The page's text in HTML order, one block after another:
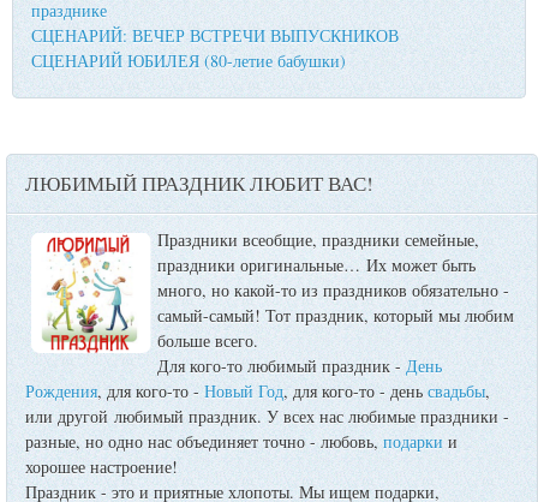
празднике
СЦЕНАРИЙ: ВЕЧЕР ВСТРЕЧИ ВЫПУСКНИКОВ
СЦЕНАРИЙ ЮБИЛЕЯ (80-летие бабушки)
ЛЮБИМЫЙ ПРАЗДНИК ЛЮБИТ ВАС!
Праздники всеобщие, праздники семейные,
праздники оригинальные… Их может быть
много, но какой-то из праздников обязательно -
самый-самый! Тот праздник, который мы любим
больше всего.
Для кого-то любимый праздник - День
Рождения, для кого-то -Новый Год, для кого-то - деньсвадьбы,
или другой любимый праздник. У всех нас любимые праздники -
разные, но одно нас объединяет точно - любовь,подаркии
хорошее настроение!
Праздник - это и приятные хлопоты. Мы ищем подарки,